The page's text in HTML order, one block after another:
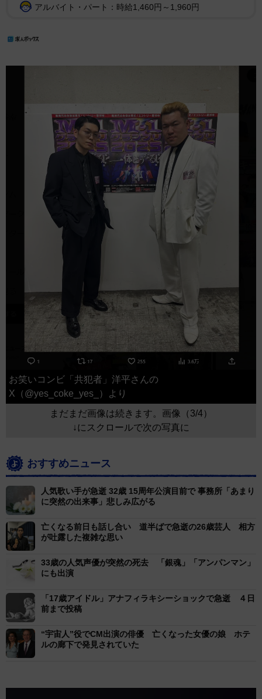
アルバイト・パート：時給1,460円～1,960円
お笑いコンビ「共犯者」洋平さんの
X（@yes_coke_yes_）より
まだまだ画像は続きます。画像（3/4）
↓にスクロールで次の写真に
おすすめニュース
人気歌い手が急逝 32歳 15周年公演目前で 事務所「あまり
に突然の出来事」悲しみ広がる
亡くなる前日も話し合い 道半ばで急逝の26歳芸人 相方
が吐露した複雑な思い
33歳の人気声優が突然の死去 「銀魂」「アンパンマン」
にも出演
「17歳アイドル」アナフィラキシーショックで急逝 ４日
前まで投稿
“宇宙人”役でCM出演の俳優 亡くなった女優の娘 ホテ
ルの廊下で発見されていた